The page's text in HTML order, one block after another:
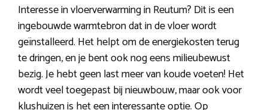
Interesse in vloerverwarming in Reutum? Dit is een
ingebouwde warmtebron dat in de vloer wordt
geïnstalleerd. Het helpt om de energiekosten terug
te dringen, en je bent ook nog eens milieubewust
bezig. Je hebt geen last meer van koude voeten! Het
wordt veel toegepast bij nieuwbouw, maar ook voor
klushuizen is het een interessante optie. Op